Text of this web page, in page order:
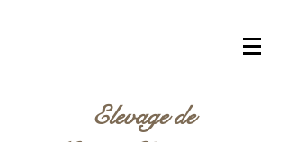
Elevage de